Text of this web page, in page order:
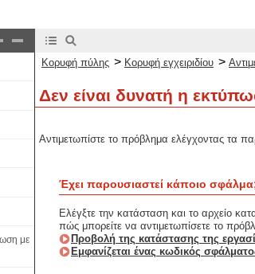
με
Κορυφή πύλης > Κορυφή εγχειριδίου >
Δεν είναι δυνατή η
Αντιμετωπίστε το πρόβλημα ελέγχοντας τα
Έχει παρουσιαστεί κάποιο
Ελέγξτε την κατάσταση και το αρχείο
πώς μπορείτε να αντιμετωπίσετε το
Προβολή της κατάστασης της
Εμφανίζεται ένας κωδικός